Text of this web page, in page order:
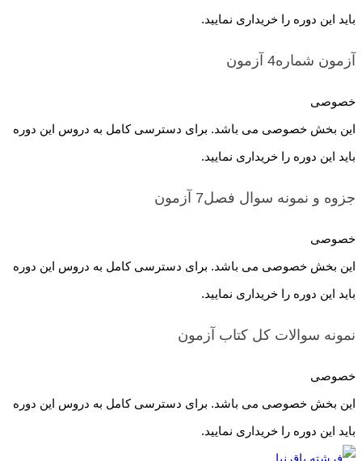
باید این دوره را خریداری نمایید.
آزمون شماره4 آزمون
خصوصی
این بخش خصوصی می باشد. برای دسترسی کامل به دروس این دوره
باید این دوره را خریداری نمایید.
جزوه و نمونه سوال فصل7 آزمون
خصوصی
این بخش خصوصی می باشد. برای دسترسی کامل به دروس این دوره
باید این دوره را خریداری نمایید.
نمونه سوالات کل کتاب آزمون
خصوصی
این بخش خصوصی می باشد. برای دسترسی کامل به دروس این دوره
باید این دوره را خریداری نمایید.